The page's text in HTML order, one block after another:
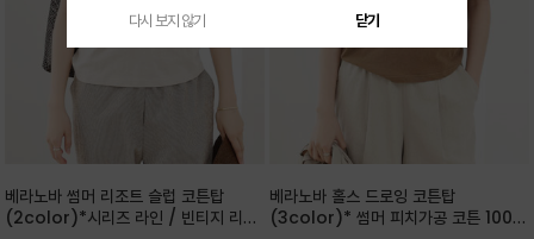
베라노바 썸머 리조트 슬럽 코튼탑
(2color)*시리즈 라인 / 빈티지 리조
베라노바 홀스 드로잉 코튼탑
(3color)* 썸머 피치가공 코튼 100프
다시 보지 않기 닫기